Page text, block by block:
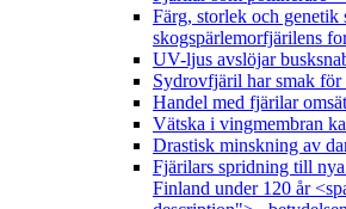
Färg, storlek och genetik
skogspärlemorfjärilens
UV-ljus avslöjar
Sydrovfjäril har smak för
Handel med fjärilar
Vätska i vingmembran
Drastisk minskning av
Fjärilars spridning till
Finland under 120 år